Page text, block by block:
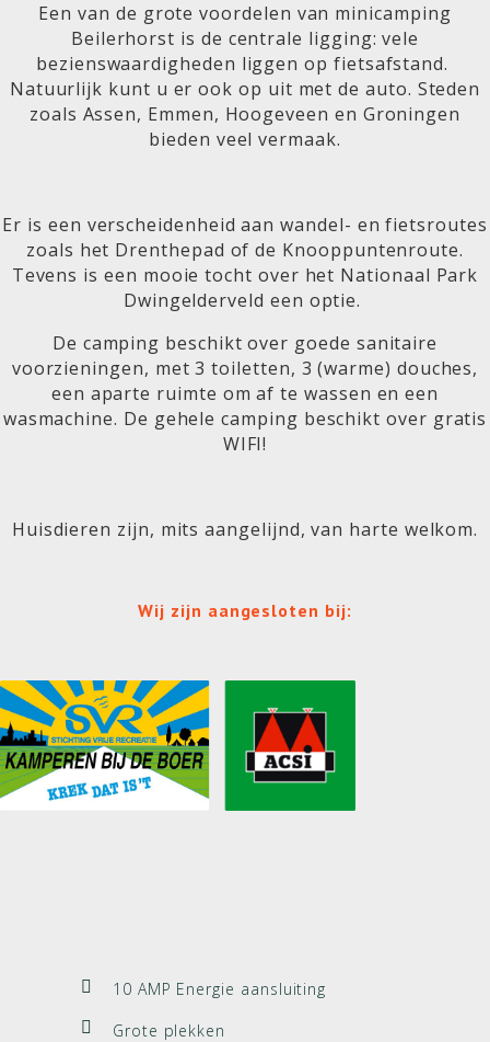
Een van de grote voordelen van minicamping
Beilerhorst is de centrale ligging: vele
bezienswaardigheden liggen op fietsafstand.
Natuurlijk kunt u er ook op uit met de auto. Steden
zoals Assen, Emmen, Hoogeveen en Groningen
bieden veel vermaak.
Er is een verscheidenheid aan wandel- en fietsroutes
zoals het Drenthepad of de Knooppuntenroute.
Tevens is een mooie tocht over het Nationaal Park
Dwingelderveld een optie.
De camping beschikt over goede sanitaire
voorzieningen, met 3 toiletten, 3 (warme) douches,
een aparte ruimte om af te wassen en een
wasmachine. De gehele camping beschikt over gratis
WIFI!
Huisdieren zijn, mits aangelijnd, van harte welkom.
Wij zijn aangesloten bij:
10 AMP Energie aansluiting
Grote plekken